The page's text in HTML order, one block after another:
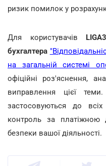
ризик помилок у
Для користувачів
бухгалтера
на загальній системі
офіційні роз'яснення,
виправлення цієї теми.
застосовуються до всіх
контроль за
безпеки вашої діяльності.